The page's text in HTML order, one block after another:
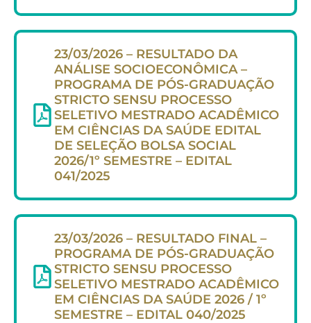
23/03/2026 – RESULTADO DA
ANÁLISE SOCIOECONÔMICA –
PROGRAMA DE PÓS-GRADUAÇÃO
STRICTO SENSU PROCESSO
SELETIVO MESTRADO ACADÊMICO
EM CIÊNCIAS DA SAÚDE EDITAL
DE SELEÇÃO BOLSA SOCIAL
2026/1º SEMESTRE – EDITAL
041/2025
23/03/2026 – RESULTADO FINAL –
PROGRAMA DE PÓS-GRADUAÇÃO
STRICTO SENSU PROCESSO
SELETIVO MESTRADO ACADÊMICO
EM CIÊNCIAS DA SAÚDE 2026 / 1º
SEMESTRE – EDITAL 040/2025